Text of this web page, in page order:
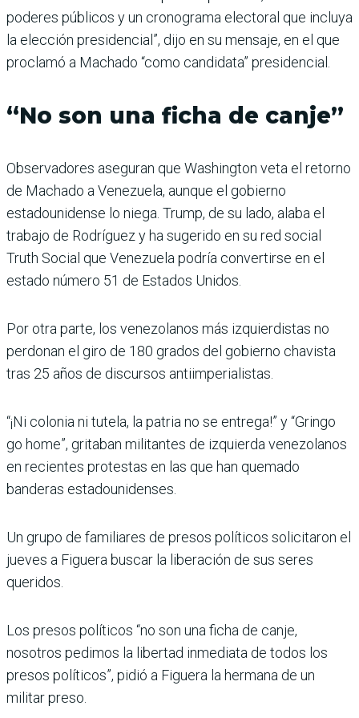
poderes públicos y un cronograma electoral que incluya
la elección presidencial”, dijo en su mensaje, en el que
proclamó a Machado “como candidata” presidencial.
“No son una ficha de canje”
Observadores aseguran que Washington veta el retorno
de Machado a Venezuela, aunque el gobierno
estadounidense lo niega. Trump, de su lado, alaba el
trabajo de Rodríguez y ha sugerido en su red social
Truth Social que Venezuela podría convertirse en el
estado número 51 de Estados Unidos.
Por otra parte, los venezolanos más izquierdistas no
perdonan el giro de 180 grados del gobierno chavista
tras 25 años de discursos antiimperialistas.
“¡Ni colonia ni tutela, la patria no se entrega!” y “Gringo
go home”, gritaban militantes de izquierda venezolanos
en recientes protestas en las que han quemado
banderas estadounidenses.
Un grupo de familiares de presos políticos solicitaron el
jueves a Figuera buscar la liberación de sus seres
queridos.
Los presos políticos “no son una ficha de canje,
nosotros pedimos la libertad inmediata de todos los
presos políticos”, pidió a Figuera la hermana de un
militar preso.